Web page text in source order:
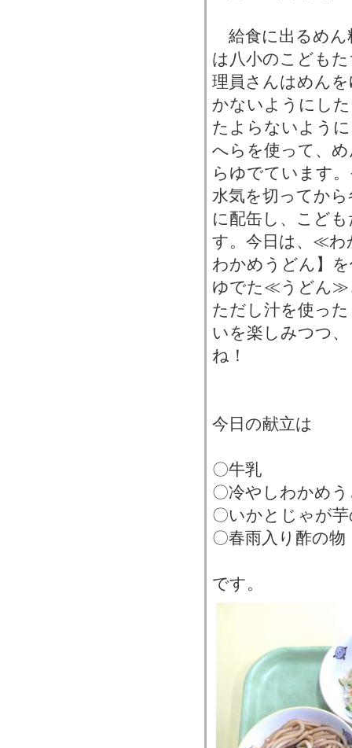
給食に出るめ
は八小のこども
理員さんはめん
かないようにし
たよらないよう
へらを使って、
らゆでています
水気を切ってか
に配缶し、こど
す。今日は、≪
わかめうどん】
ゆでた≪うどん≫
ただし汁を使っ
いを楽しみつつ
ね！
今日の献立は
〇牛乳
〇冷やしわかめ
〇いかとじゃが
〇春雨入り酢の物
です。